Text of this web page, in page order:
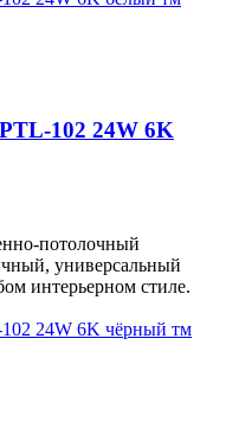
102 24W 6K
потолочный
универсальный
интерьерном стиле.